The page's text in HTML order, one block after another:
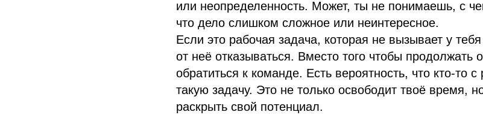
или неопределенность. Может, ты не понимаешь, с
что дело слишком сложное или неинтересное.
Если это рабочая задача, которая не вызывает у
от неё отказываться. Вместо того чтобы продолжать
обратиться к команде. Есть вероятность, что кто-то
такую задачу. Это не только освободит твоё время,
раскрыть свой потенциал.